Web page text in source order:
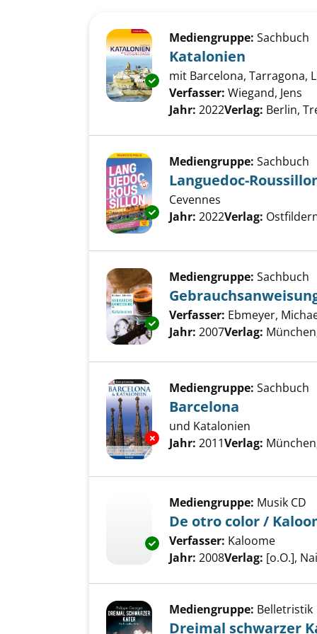
Exemplar-Details von
Mediengruppe: Sachbuch
Katalonien
mit Barcelona, Tarragona,
Verfasser: Wiegand, Jens
Jahr: 2022Verlag: Berlin,
Exemplar-Details von
Mediengruppe: Sachbuch
Languedoc-
Cevennes
Suche nach diesem
Jahr: 2022Verlag:
Exemplar-Details von
Mediengruppe: Sachbuch
Verfasser: Ebmeyer,
Jahr: 2007Verlag:
Exemplar-Details von
Mediengruppe: Sachbuch
Barcelona
und Katalonien
Suche nach diesem
Jahr: 2011Verlag:
Exemplar-Details von De otro
Mediengruppe: Musik CD
De otro color /
Verfasser: Kaloome
Jahr: 2008Verlag: [o.O.],
Mediengruppe: Belletristik
Dreimal schwarzer